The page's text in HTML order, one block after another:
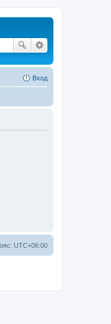
Вход
UTC+06:00